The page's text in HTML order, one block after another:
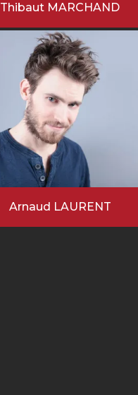
Thibaut MARCHAND
Arnaud LAURENT